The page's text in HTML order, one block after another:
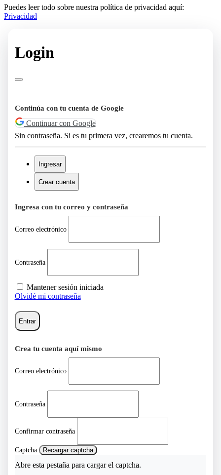
Puedes leer todo sobre nuestra política de privacidad aquí:
Privacidad
Login
Continúa con tu cuenta de Google
Continuar con Google
Sin contraseña. Si es tu primera vez, crearemos tu cuenta.
Ingresar
Crear cuenta
Ingresa con tu correo y contraseña
Correo electrónico
Contraseña
Mantener sesión iniciada
Olvidé mi contraseña
Entrar
Crea tu cuenta aquí mismo
Correo electrónico
Contraseña
Confirmar contraseña
Captcha Recargar captcha
Abre esta pestaña para cargar el captcha.